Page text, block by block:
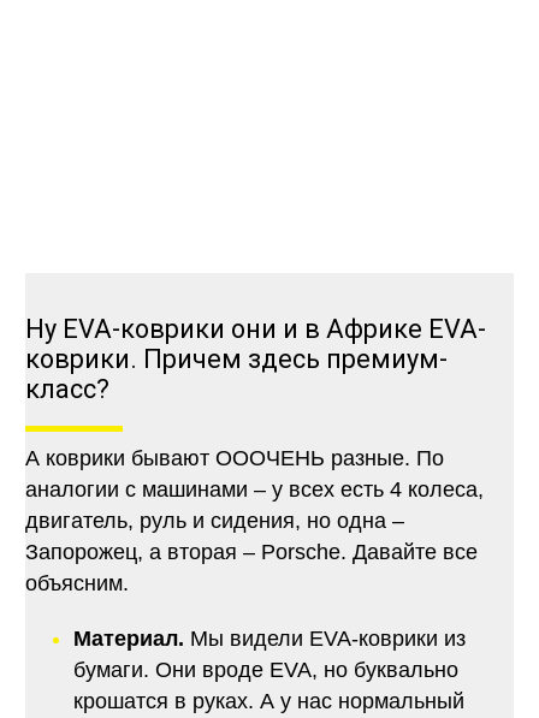
Ну EVA-коврики они и в Африке EVA-
коврики. Причем здесь премиум-
класс?
А коврики бывают ОООЧЕНЬ разные. По
аналогии с машинами – у всех есть 4 колеса,
двигатель, руль и сидения, но одна –
Запорожец, а вторая – Porsche. Давайте все
объясним.
Материал. Мы видели EVA-коврики из
бумаги. Они вроде EVA, но буквально
крошатся в руках. А у нас нормальный